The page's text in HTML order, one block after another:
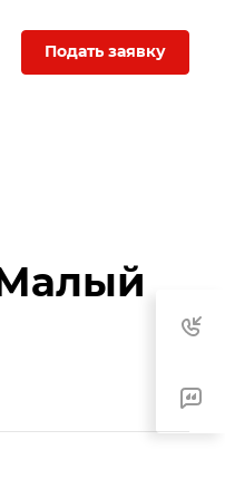
Подать заявку